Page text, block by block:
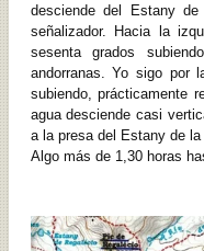
desciende del Estany
señalizador. Hacia la
sesenta grados
andorranas. Yo sigo por
subiendo, prácticamente
agua desciende casi
a la presa del Estany de
Algo más de 1,30 horas